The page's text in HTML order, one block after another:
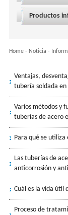
Productos
Home- Noticia -
Ventajas,
tubería soldada en
Varios métodos y
tuberías de acero
Para qué se
Las tuberías de
anticorrosión y
Cuál es la vida útil
Proceso de